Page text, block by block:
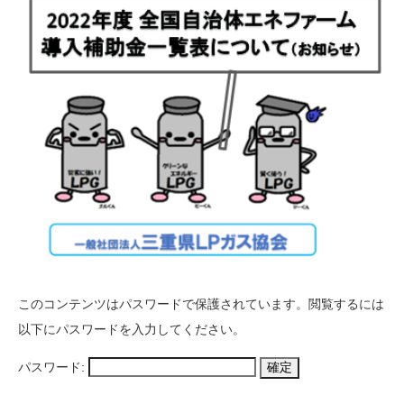
このコンテンツはパスワードで保護されています。閲覧するには
以下にパスワードを入力してください。
パスワード: